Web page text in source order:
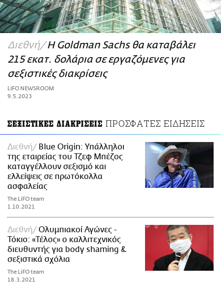
ΑΜΠΑ
PRINT
Διεθνή Η Goldman Sachs θα καταβάλει
215 εκατ. δολάρια σε εργαζόμενες για
σεξιστικές διακρίσεις
LIFO NEWSROOM
9.5.2023
ΣΕΞΙΣΤΙΚΕΣ ΔΙΑΚΡΙΣΕΙΣ ΠΡΟΣΦΑΤΕΣ ΕΙΔΗΣΕΙΣ
Διεθνή
Blue Origin: Υπάλληλοι
της εταιρείας του Τζεφ Μπέζος
καταγγέλλουν σεξισμό και
ελλείψεις σε πρωτόκολλα
ασφαλείας
The LiFO team
1.10.2021
Διεθνή
Ολυμπιακοί Αγώνες -
Τόκιο: «Τέλος» ο καλλιτεχνικός
διευθυντής για body shaming &
σεξιστικά σχόλια
The LiFO team
18.3.2021